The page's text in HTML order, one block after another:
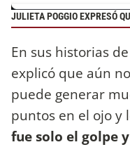
JULIETA POGGIO EXPRESÓ
En sus historias
explicó que aún
puede generar
puntos en el ojo y
fue solo el golpe